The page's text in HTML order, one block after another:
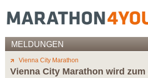
MELDUNGEN
Vienna City Marathon
Vienna City Marathon wird zum